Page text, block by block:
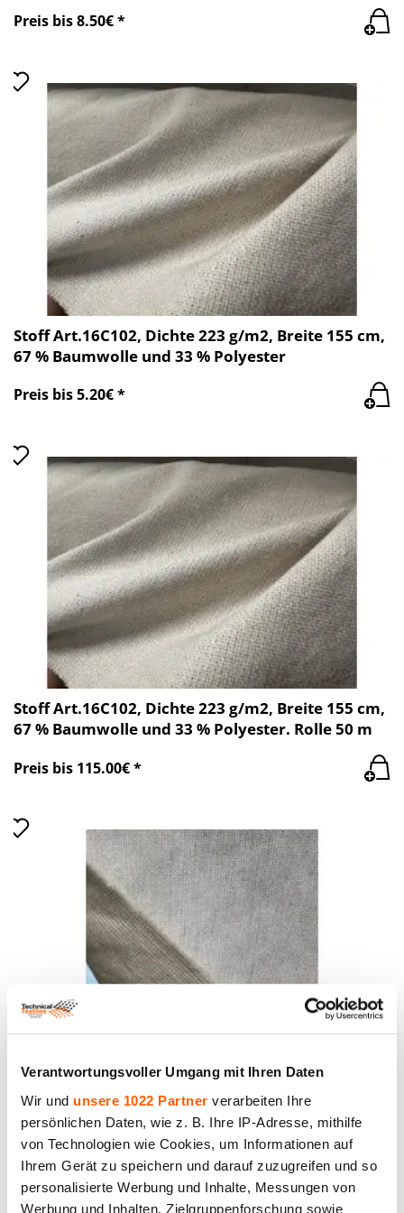
Verantwortungsvoller Umgang mit Ihren Daten
Wir und unsere 1022 Partner verarbeiten Ihre
persönlichen Daten, wie z. B. Ihre IP-Adresse, mithilfe
von Technologien wie Cookies, um Informationen auf
Ihrem Gerät zu speichern und darauf zuzugreifen und so
personalisierte Werbung und Inhalte, Messungen von
Werbung und Inhalten, Zielgruppenforschung sowie
Preis bis 8.50€ *
Stoff Art.16C102, Dichte 223 g/m2, Breite 155 cm,
67 % Baumwolle und 33 % Polyester
Preis bis 5.20€ *
Stoff Art.16C102, Dichte 223 g/m2, Breite 155 cm,
67 % Baumwolle und 33 % Polyester. Rolle 50 m
Preis bis 115.00€ *
Stoff Art.19C102, Dichte 218 g/m2, Breite 155 cm,
57 % Baumwolle und 43 % Polyester
Preis bis 4.90€ *